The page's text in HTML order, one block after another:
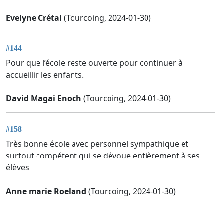
Evelyne Crétal (Tourcoing, 2024-01-30)
#144
Pour que l’école reste ouverte pour continuer à
accueillir les enfants.
David Magai Enoch (Tourcoing, 2024-01-30)
#158
Très bonne école avec personnel sympathique et
surtout compétent qui se dévoue entièrement à ses
élèves
Anne marie Roeland (Tourcoing, 2024-01-30)